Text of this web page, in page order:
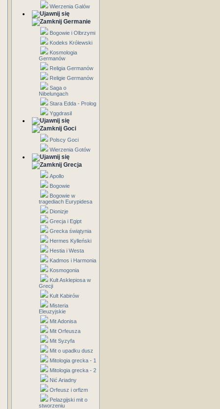
Wierzenia Galów
Germanie
Bogowie i Olbrzymi
Kodeks Królewski
Kosmologia
Germanów
Religia Germanów
Religie Germanów
Saga o
Nibelungach
Stara Edda - Prolog
Yggdrasil
Goci
Polscy Goci
Wierzenia Gotów
Grecja
Apollo
Bogowie
Bogowie w
tragediach Eurypidesa
Dionizje
Grecja i Egipt
Grecka świątynia
Hermes Kylleński
Hestia i Westa
Kadmos i Harmonia
Kosmogonia
Kult Asklepiosa w
Grecji
Kult Kabirów
Misteria
Eleuzyjskie
Mit Adonisa
Mit Orfeusza
Mit Syzyfa
Mit o upadku dusz
Mitologia grecka - 1
Mitologia grecka - 2
Nić Ariadny
Orfeusz i orfizm
Pelazgijski mit o
stworzeniu